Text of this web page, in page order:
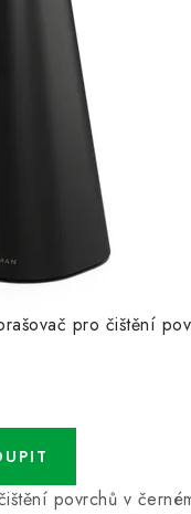
pro čištění
povrchů v